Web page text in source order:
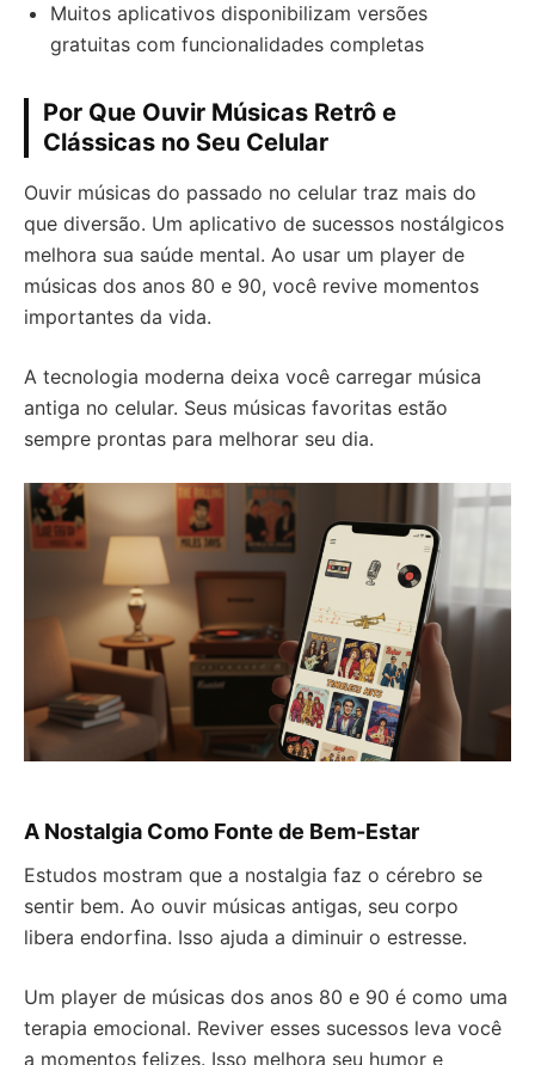
Muitos aplicativos disponibilizam versões
gratuitas com funcionalidades completas
Por Que Ouvir Músicas Retrô e
Clássicas no Seu Celular
Ouvir músicas do passado no celular traz mais do
que diversão. Um aplicativo de sucessos nostálgicos
melhora sua saúde mental. Ao usar um player de
músicas dos anos 80 e 90, você revive momentos
importantes da vida.
A tecnologia moderna deixa você carregar música
antiga no celular. Seus músicas favoritas estão
sempre prontas para melhorar seu dia.
A Nostalgia Como Fonte de Bem-Estar
Estudos mostram que a nostalgia faz o cérebro se
sentir bem. Ao ouvir músicas antigas, seu corpo
libera endorfina. Isso ajuda a diminuir o estresse.
Um player de músicas dos anos 80 e 90 é como uma
terapia emocional. Reviver esses sucessos leva você
a momentos felizes. Isso melhora seu humor e